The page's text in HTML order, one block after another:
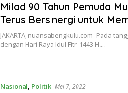
Milad 90 Tahun Pemuda
Terus Bersinergi untuk
JAKARTA, nuansabengkulu.com- Pada
dengan Hari Raya Idul Fitri 1443 H,…
Nasional, Politik Mei 7, 2022